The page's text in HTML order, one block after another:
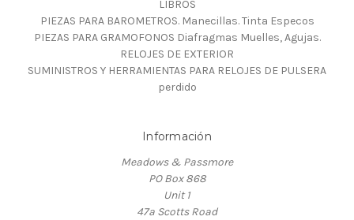
LIBROS
PIEZAS PARA BAROMETROS. Manecillas. Tinta Especos
PIEZAS PARA GRAMOFONOS Diafragmas Muelles, Agujas.
RELOJES DE EXTERIOR
SUMINISTROS Y HERRAMIENTAS PARA RELOJES DE PULSERA
perdido
Información
Meadows & Passmore
PO Box 868
Unit 1
47a Scotts Road